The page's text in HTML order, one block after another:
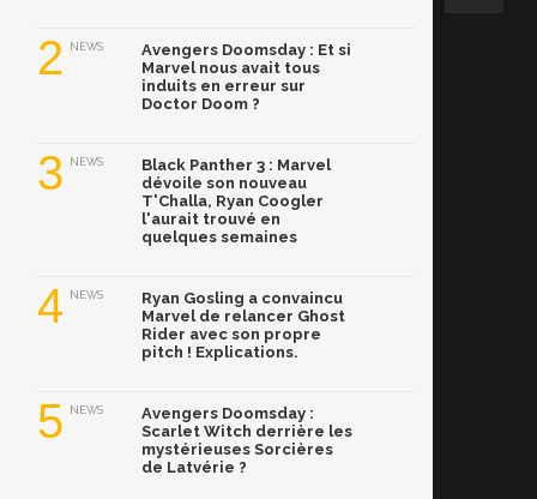
2 NEWS
Avengers Doomsday : Et si
Marvel nous avait tous
induits en erreur sur
Doctor Doom ?
3 NEWS
Black Panther 3 : Marvel
dévoile son nouveau
T'Challa, Ryan Coogler
l'aurait trouvé en
quelques semaines
4 NEWS
Ryan Gosling a convaincu
Marvel de relancer Ghost
Rider avec son propre
pitch ! Explications.
5 NEWS
Avengers Doomsday :
Scarlet Witch derrière les
mystérieuses Sorcières
de Latvérie ?